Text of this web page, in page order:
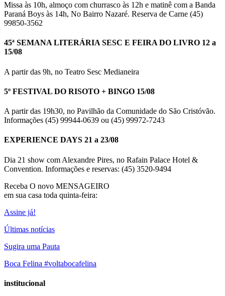
Missa às 10h, almoço com churrasco às 12h e matinê com a Banda
Paraná Boys às 14h, No Bairro Nazaré. Reserva de Carne (45)
99850-3562
45ª SEMANA LITERÁRIA SESC E FEIRA DO LIVRO 12 a
15/08
A partir das 9h, no Teatro Sesc Medianeira
5º FESTIVAL DO RISOTO + BINGO 15/08
A partir das 19h30, no Pavilhão da Comunidade do São Cristóvão.
Informações (45) 99944-0639 ou (45) 99972-7243
EXPERIENCE DAYS 21 a 23/08
Dia 21 show com Alexandre Pires, no Rafain Palace Hotel &
Convention. Informações e reservas: (45) 3520-9494
Receba O novo MENSAGEIRO
em sua casa toda quinta-feira:
Assine já!
Últimas notícias
Sugira uma Pauta
Boca Felina #voltabocafelina
institucional